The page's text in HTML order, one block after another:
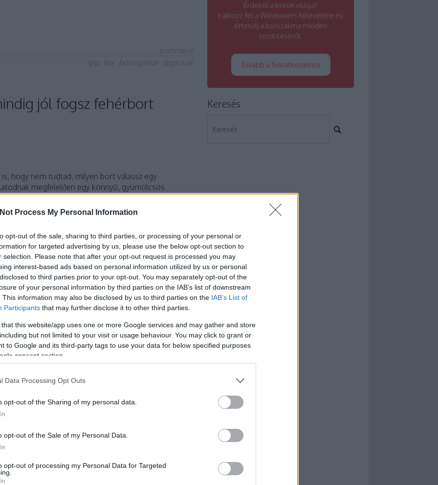
Process My Personal Information
opt-out of the sale, sharing to third parties, or processing of your personal or
for targeted advertising by us, please use the below opt-out section to
selection. Please note that after your opt-out request is processed you may
interest-based ads based on personal information utilized by us or personal
to third parties prior to your opt-out. You may separately opt-out of the
of your personal information by third parties on the IAB’s list of downstream
This information may also be disclosed by us to third parties on the IAB’s List of
Participants that may further disclose it to other third parties.
that this website/app uses one or more Google services and may gather and store
but not limited to your visit or usage behaviour. You may click to grant or
to Google and its third-party tags to use your data for below specified purposes
consent section.
Data Processing Opt Outs
opt-out of the Sharing of my personal data.
opt-out of the Sale of my Personal Data.
opt-out of processing my Personal Data for Targeted
komment
tipp bor borospohár tipprovat
jól fogsz fehérbort
hogy nem tudtad, milyen bort válassz egy
megfelelően egy könnyű, gyümölcsös
egy kis segítséget nyújtani.
komment
tippek fehérbor tipprovat winelovers fehérszőlő
a fröccs szezonnak, úgyhogy nem árt egy kicsit
a szőlőfajtát, amiből a világ legjobb fröccse készül.
Érdekel a borok világa?
Iratkozz fel a Winelovers hírlevelére és
értesülj a borszakma minden
rezdüléséről.
Tovább a feliratkozáshoz
Keresés